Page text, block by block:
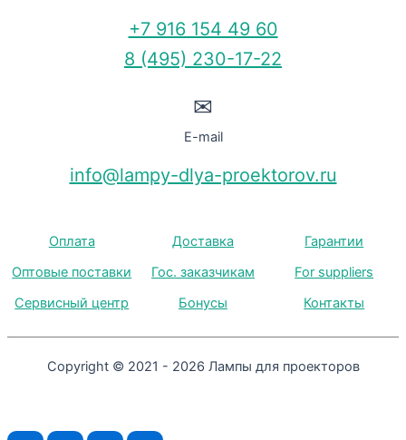
+7 916 154 49 60
8 (495) 230-17-22
✉
E-mail
info@lampy-dlya-proektorov.ru
Оплата Доставка
Гарантии
Оптовые поставки
Гос. заказчикам
For suppliers
Сервисный центр
Бонусы Контакты
Copyright © 2021 - 2026 Лампы для проекторов